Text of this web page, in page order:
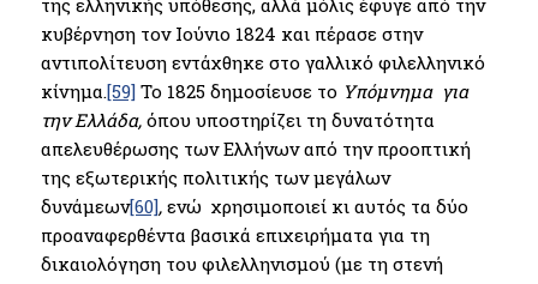
της ελληνικής υπόθεσης, αλλά μόλις έφυγε από την
κυβέρνηση τον Ιούνιο 1824 και πέρασε στην
αντιπολίτευση εντάχθηκε στο γαλλικό φιλελληνικό
κίνημα.[59]Το 1825 δημοσίευσε το Yπόμνημα για
την Ελλάδα, όπου υποστηρίζει τη δυνατότητα
απελευθέρωσης των Ελλήνων από την προοπτική
της εξωτερικής πολιτικής των μεγάλων
δυνάμεων[60], ενώ χρησιμοποιεί κι αυτός τα δύο
προαναφερθέντα βασικά επιχειρήματα για τη
δικαιολόγηση του φιλελληνισμού (με τη στενή